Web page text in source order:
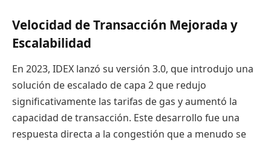
Velocidad de Transacción Mejorada y
Escalabilidad
En 2023, IDEX lanzó su versión 3.0, que introdujo una
solución de escalado de capa 2 que redujo
significativamente las tarifas de gas y aumentó la
capacidad de transacción. Este desarrollo fue una
respuesta directa a la congestión que a menudo se